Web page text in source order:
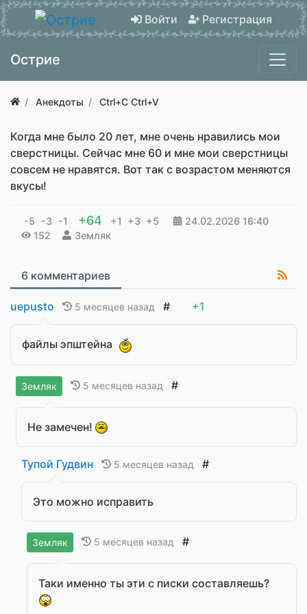
Войти Регистрация
Острие
Анекдоты Ctrl+C Ctrl+V
Когда мне было 20 лет, мне очень нравились мои
сверстницы. Сейчас мне 60 и мне мои сверстницы
совсем не нравятся. Вот так с возрастом меняются
вкусы!
-5 -3 -1 +64 +1 +3 +5 24.02.2026 16:40
152
Земляк
6 комментариев
uepusto 5 месяцев назад # +1
файлы эпштейна
Земляк 5 месяцев назад #
Не замечен!
Тупой Гудвин 5 месяцев назад #
Это можно исправить
Земляк 5 месяцев назад #
Таки именно ты эти с писки составляешь?